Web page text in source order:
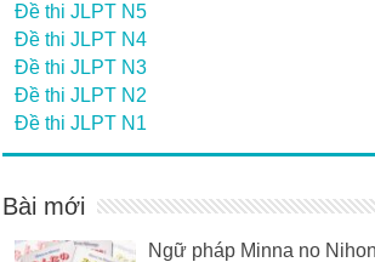
Đề thi JLPT N5
Đề thi JLPT N4
Đề thi JLPT N3
Đề thi JLPT N2
Đề thi JLPT N1
Bài mới
Ngữ pháp Minna no